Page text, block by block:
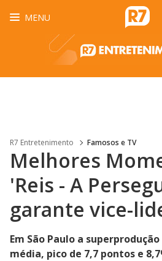
MENU
R7 Entretenimento Famosos e TV
Melhores
'Reis - A
garante vice-
Em São Paulo a
média, pico de 7,7 pontos e